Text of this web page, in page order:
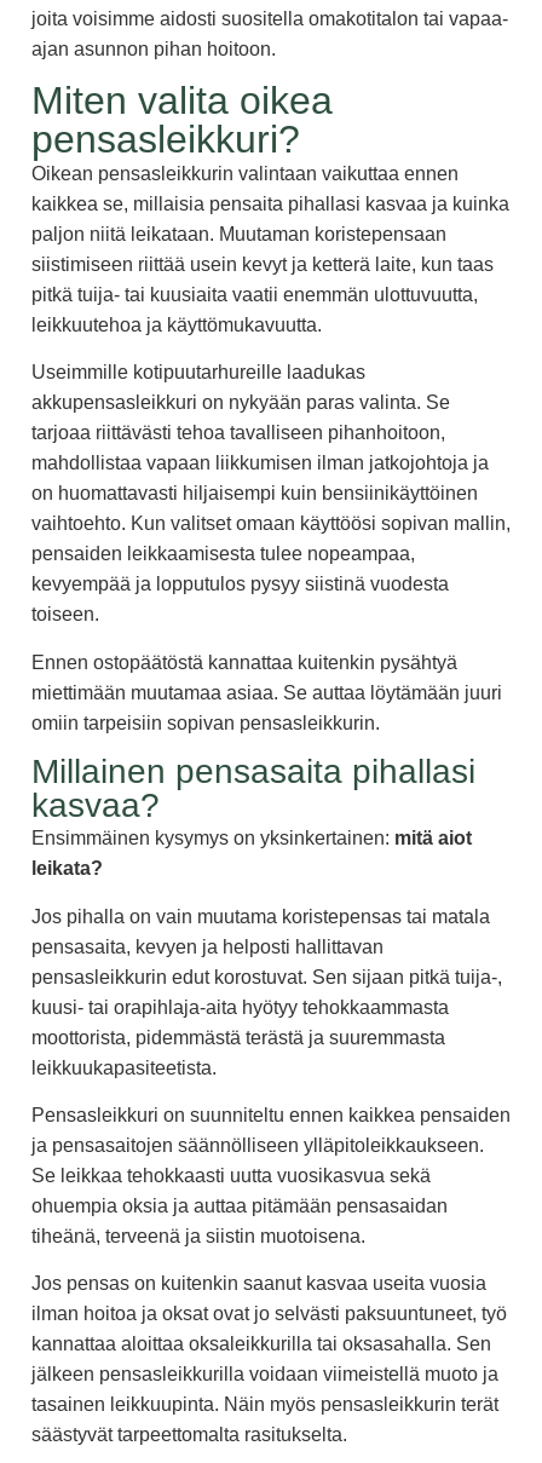
joita voisimme aidosti suositella omakotitalon tai vapaa-
ajan asunnon pihan hoitoon.
Miten valita oikea
pensasleikkuri?
Oikean pensasleikkurin valintaan vaikuttaa ennen
kaikkea se, millaisia pensaita pihallasi kasvaa ja kuinka
paljon niitä leikataan. Muutaman koristepensaan
siistimiseen riittää usein kevyt ja ketterä laite, kun taas
pitkä tuija- tai kuusiaita vaatii enemmän ulottuvuutta,
leikkuutehoa ja käyttömukavuutta.
Useimmille kotipuutarhureille laadukas
akkupensasleikkuri on nykyään paras valinta. Se
tarjoaa riittävästi tehoa tavalliseen pihanhoitoon,
mahdollistaa vapaan liikkumisen ilman jatkojohtoja ja
on huomattavasti hiljaisempi kuin bensiinikäyttöinen
vaihtoehto. Kun valitset omaan käyttöösi sopivan mallin,
pensaiden leikkaamisesta tulee nopeampaa,
kevyempää ja lopputulos pysyy siistinä vuodesta
toiseen.
Ennen ostopäätöstä kannattaa kuitenkin pysähtyä
miettimään muutamaa asiaa. Se auttaa löytämään juuri
omiin tarpeisiin sopivan pensasleikkurin.
Millainen pensasaita pihallasi
kasvaa?
Ensimmäinen kysymys on yksinkertainen: mitä aiot
leikata?
Jos pihalla on vain muutama koristepensas tai matala
pensasaita, kevyen ja helposti hallittavan
pensasleikkurin edut korostuvat. Sen sijaan pitkä tuija-,
kuusi- tai orapihlaja-aita hyötyy tehokkaammasta
moottorista, pidemmästä terästä ja suuremmasta
leikkuukapasiteetista.
Pensasleikkuri on suunniteltu ennen kaikkea pensaiden
ja pensasaitojen säännölliseen ylläpitoleikkaukseen.
Se leikkaa tehokkaasti uutta vuosikasvua sekä
ohuempia oksia ja auttaa pitämään pensasaidan
tiheänä, terveenä ja siistin muotoisena.
Jos pensas on kuitenkin saanut kasvaa useita vuosia
ilman hoitoa ja oksat ovat jo selvästi paksuuntuneet, työ
kannattaa aloittaa oksaleikkurilla tai oksasahalla. Sen
jälkeen pensasleikkurilla voidaan viimeistellä muoto ja
tasainen leikkuupinta. Näin myös pensasleikkurin terät
säästyvät tarpeettomalta rasitukselta.